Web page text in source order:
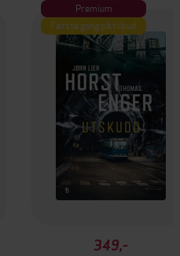
Premium
Første gang på tilbud
349,-